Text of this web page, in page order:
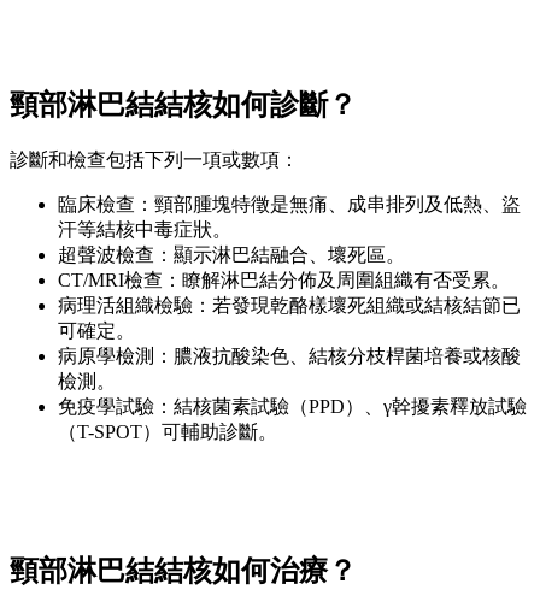
頸部淋巴結結核如何診斷？
診斷和檢查包括下列一項或數項：
臨床檢查：頸部腫塊特徵是無痛、成串排列及低熱、盜
汗等結核中毒症狀。
超聲波檢查：顯示淋巴結融合、壞死區。
CT/MRI檢查：瞭解淋巴結分佈及周圍組織有否受累。
病理活組織檢驗：若發現乾酪樣壞死組織或結核結節已
可確定。
病原學檢測：膿液抗酸染色、結核分枝桿菌培養或核酸
檢測。
免疫學試驗：結核菌素試驗（PPD）、γ幹擾素釋放試驗
（T-SPOT）可輔助診斷。
頸部淋巴結結核如何治療？